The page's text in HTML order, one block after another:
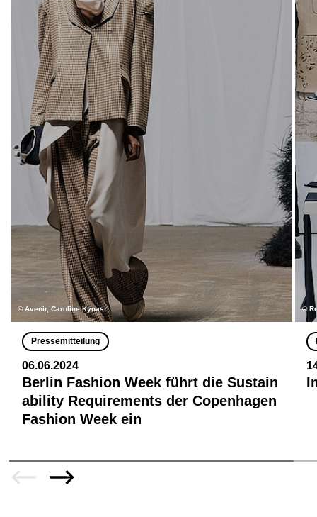
© Avenir, Caroline Kynast
Pressemitteilung
06.06.2024
Berlin Fashion Week führt die Sustain
ability Requirements der Copenhagen
Fashion Week ein
©